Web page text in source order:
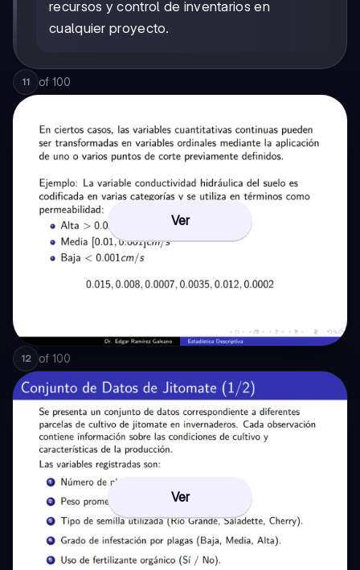
recursos y control de inventarios en
cualquier proyecto.
11 of 100
Ver
12 of 100
Ver